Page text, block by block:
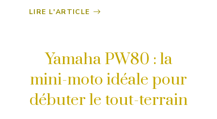
LIRE L'ARTICLE
Yamaha PW80 : la
mini-moto idéale pour
débuter le tout-terrain